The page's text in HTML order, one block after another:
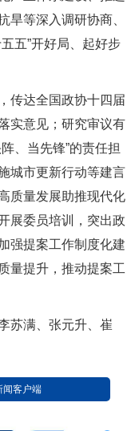
旱等深入调研协商、
五”开好局、起好步
传达全国政协十四届
实意见；研究审议有
、当先锋”的责任担
城市更新行动等建言
质量发展助推现代化
展委员培训，突出政
强提案工作制度化建
量提升，推动提案工
苏满、张元升、崔
闻客户端